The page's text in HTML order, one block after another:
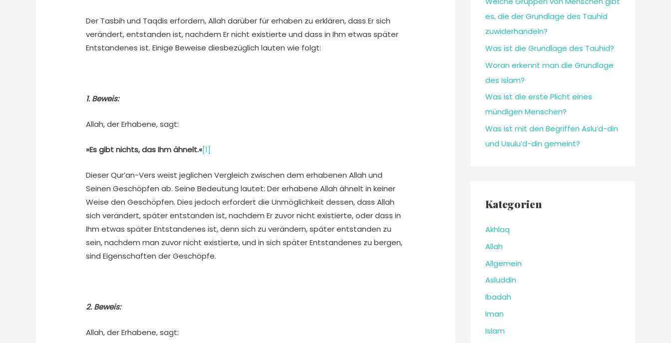
Der Tasbih und Taqdis erfordern, Allah darüber für erhaben zu erklären, dass Er sich
verändert, entstanden ist, nachdem Er nicht existierte und dass in Ihm etwas später
Entstandenes ist. Einige Beweise diesbezüglich lauten wie folgt:
1. Beweis:
Allah, der Erhabene, sagt:
»Es gibt nichts, das Ihm ähnelt.«[1]
Dieser Qur’an-Vers weist jeglichen Vergleich zwischen dem erhabenen Allah und
Seinen Geschöpfen ab. Seine Bedeutung lautet: Der erhabene Allah ähnelt in keiner
Weise den Geschöpfen. Dies jedoch erfordert die Unmöglichkeit dessen, dass Allah
sich verändert, später entstanden ist, nachdem Er zuvor nicht existierte, oder dass in
Ihm etwas später Entstandenes ist, denn sich zu verändern, später entstanden zu
sein, nachdem man zuvor nicht existierte, und in sich später Entstandenes zu bergen,
sind Eigenschaften der Geschöpfe.
2. Beweis:
Allah, der Erhabene, sagt:
es, die der Grundlage des Tauhid
zuwiderhandeln?
Was ist die Grundlage des Tauhid?
Woran erkennt man die Grundlage
des Islam?
Was ist die erste Plicht eines
mündigen Menschen?
Was ist mit den Begriffen Aslu’d-din
und Usulu’d-din gemeint?
Kategorien
Akhlaq
Allah
Allgemein
Asluddin
Ibadah
Iman
Islam